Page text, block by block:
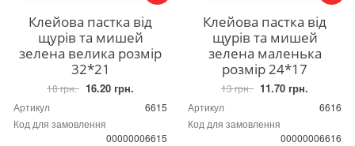
Клейова пастка від
щурів та мишей
зелена велика розмір
32*21
18 грн. 16.20 грн.
Артикул
6615
Код для замовлення
00000006615
Клейова пастка від
щурів та мишей
зелена маленька
розмір 24*17
13 грн. 11.70 грн.
Артикул
6616
Код для замовлення
00000006616